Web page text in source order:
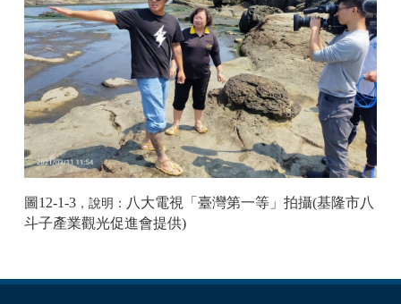
圖12-1-3 ，說明： 八大電視「臺灣第一等」拍攝(基隆市八
斗子產業觀光促進會提供)